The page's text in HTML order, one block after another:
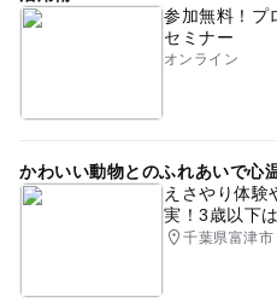
参加無料！プ
セミナー
オンライン
かわいい動物とのふれあいで心
えさやり体験
実！3歳以下
千葉県富津市